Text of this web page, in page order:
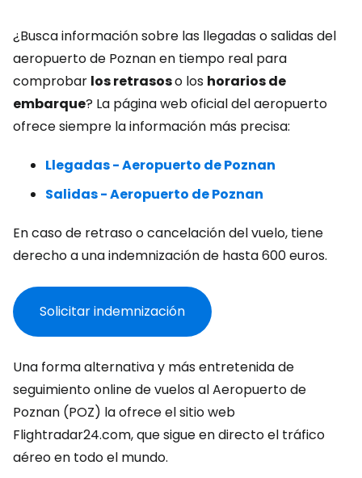
¿Busca información sobre las llegadas o salidas del
aeropuerto de Poznan en tiempo real para
comprobar los retrasoso los horarios de
embarque? La página web oficial del aeropuerto
ofrece siempre la información más precisa:
Llegadas - Aeropuerto de Poznan
Salidas - Aeropuerto de Poznan
En caso de retraso o cancelación del vuelo, tiene
derecho a una indemnización de hasta 600 euros.
Solicitar indemnización
Una forma alternativa y más entretenida de
seguimiento online de vuelos al Aeropuerto de
Poznan (POZ) la ofrece el sitio web
Flightradar24.com, que sigue en directo el tráfico
aéreo en todo el mundo.